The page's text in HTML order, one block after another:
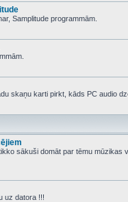
Samplitude programmām.
skaņu karti pirkt, kāds PC audio
sākuši domāt par tēmu mūzikas
uz datora !!!